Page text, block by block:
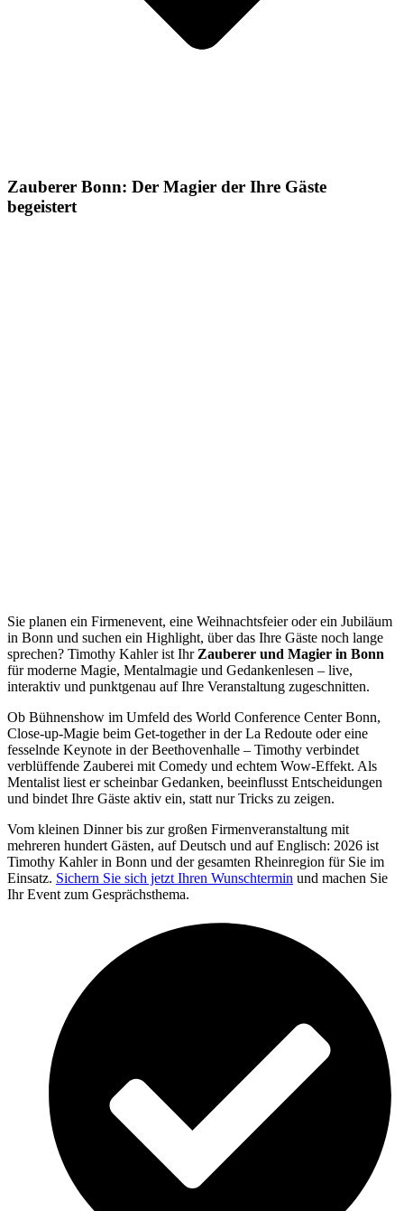
Zauberer Bonn: Der Magier der Ihre Gäste
begeistert
Sie planen ein Firmenevent, eine Weihnachtsfeier oder ein Jubiläum
in Bonn und suchen ein Highlight, über das Ihre Gäste noch lange
sprechen? Timothy Kahler ist Ihr Zauberer und Magier in Bonn
für moderne Magie, Mentalmagie und Gedankenlesen – live,
interaktiv und punktgenau auf Ihre Veranstaltung zugeschnitten.
Ob Bühnenshow im Umfeld des World Conference Center Bonn,
Close-up-Magie beim Get-together in der La Redoute oder eine
fesselnde Keynote in der Beethovenhalle – Timothy verbindet
verblüffende Zauberei mit Comedy und echtem Wow-Effekt. Als
Mentalist liest er scheinbar Gedanken, beeinflusst Entscheidungen
und bindet Ihre Gäste aktiv ein, statt nur Tricks zu zeigen.
Vom kleinen Dinner bis zur großen Firmenveranstaltung mit
mehreren hundert Gästen, auf Deutsch und auf Englisch: 2026 ist
Timothy Kahler in Bonn und der gesamten Rheinregion für Sie im
Einsatz. Sichern Sie sich jetzt Ihren Wunschtermin und machen Sie
Ihr Event zum Gesprächsthema.